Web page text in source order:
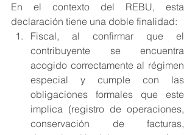
En el contexto del REBU, esta
declaración tiene una doble finalidad:
Fiscal, al confirmar que el
contribuyente se encuentra
acogido correctamente al régimen
especial y cumple con las
obligaciones formales que este
implica (registro de operaciones,
conservación de facturas,